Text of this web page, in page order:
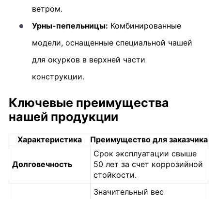
ветром.
Урны-пепельницы: Комбинированные
модели, оснащенные специальной чашей
для окурков в верхней части
конструкции.
Ключевые преимущества
нашей продукции
Характеристика Преимущество для заказчика
Долговечность
Срок эксплуатации свыше
50 лет за счет коррозийной
стойкости.
Значительный вес